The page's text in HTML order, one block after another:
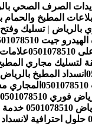
الصرف الصحي بالرياض |
المطبخ والحمام
| تسليك وفتح
جيت 0501078510
لتسليك مجاري
انسداد المطبخ بالرياض |
المجاري
الصرف خلال دقائق 24 ساعة
بسرعة عالية